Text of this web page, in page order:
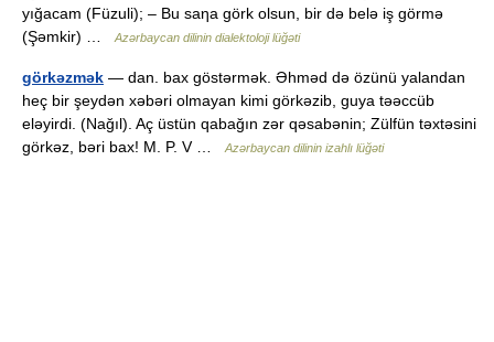
yığacam (Füzuli); – Bu saηa görk olsun, bir də belə iş görmə
(Şəmkir) …
Azərbaycan dilinin dialektoloji lüğəti
görkəzmək — dan. bax göstərmək. Əhməd də özünü yalandan
heç bir şeydən xəbəri olmayan kimi görkəzib, guya təəccüb
eləyirdi. (Nağıl). Aç üstün qabağın zər qəsabənin; Zülfün təxtəsini
görkəz, bəri bax! M. P. V …
Azərbaycan dilinin izahlı lüğəti